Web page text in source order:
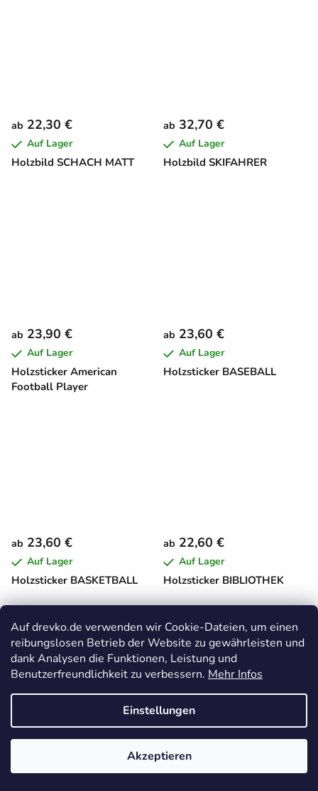
Auf drevko.de verwenden wir Cookie-Dateien, um einen
reibungslosen Betrieb der Website zu gewährleisten und
dank Analysen die Funktionen, Leistung und
Benutzerfreundlichkeit zu verbessern. Mehr Infos
Einstellungen
Akzeptieren
Holzbild SCHACH MATT
ab 22,30 €
Auf Lager
Holzbild SKIFAHRER
ab 32,70 €
Auf Lager
Holzsticker American
Football Player
ab 23,90 €
Auf Lager
Holzsticker BASEBALL
ab 23,60 €
Auf Lager
Holzsticker BASKETBALL
ab 23,60 €
Auf Lager
Holzsticker BIBLIOTHEK
ab 22,60 €
Auf Lager
Auf Lager
ab23,60 €
Auf Lager